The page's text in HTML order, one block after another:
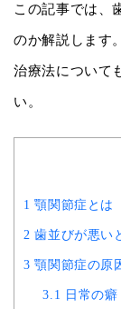
この記事では、
のか解説します
治療法について
い。
1 顎関節症とは
2 歯並びが悪い
3 顎関節症の原
3.1 日常の